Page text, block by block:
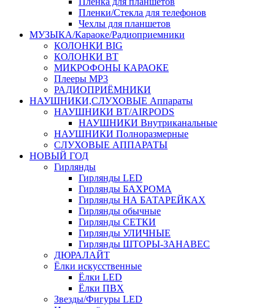
Пленки/Стекла для телефонов
Чехлы для планшетов
МУЗЫКА/Караоке/Радиоприемники
КОЛОНКИ BIG
КОЛОНКИ BT
МИКРОФОНЫ КАРАОКЕ
Плееры MP3
РАДИОПРИЁМНИКИ
НАУШНИКИ,СЛУХОВЫЕ Аппараты
НАУШНИКИ BT/AIRPODS
НАУШНИКИ Внутриканальные
НАУШНИКИ Полноразмерные
СЛУХОВЫЕ АППАРАТЫ
НОВЫЙ ГОД
Гирлянды
Гирлянды LED
Гирлянды БАХРОМА
Гирлянды НА БАТАРЕЙКАХ
Гирлянды обычные
Гирлянды СЕТКИ
Гирлянды УЛИЧНЫЕ
Гирлянды ШТОРЫ-ЗАНАВЕС
ДЮРАЛАЙТ
Ёлки искусственные
Ёлки LED
Ёлки ПВХ
Звезды/Фигуры LED